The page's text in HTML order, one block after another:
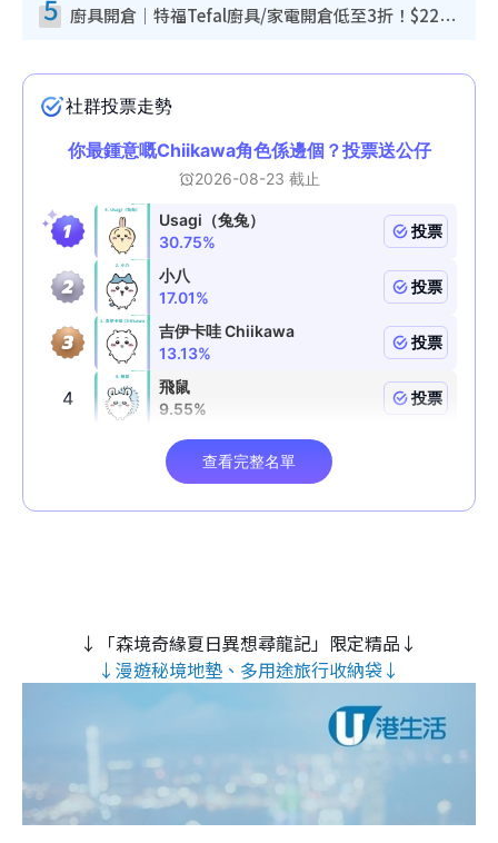
5 廚具開倉｜特福Tefal廚具/家電開倉低至3折！$220起買平底鍋/炒鑊/湯煲！電飯煲/吸塵機/燙斗$418起
↓「森境奇緣夏日異想尋龍記」限定精品↓
↓漫遊秘境地墊、多用途旅行收納袋↓